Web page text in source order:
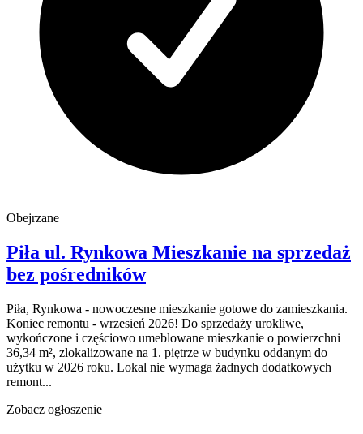
Obejrzane
Piła ul. Rynkowa Mieszkanie na sprzedaż
bez pośredników
Piła, Rynkowa - nowoczesne mieszkanie gotowe do zamieszkania.
Koniec remontu - wrzesień 2026! Do sprzedaży urokliwe,
wykończone i częściowo umeblowane mieszkanie o powierzchni
36,34 m², zlokalizowane na 1. piętrze w budynku oddanym do
użytku w 2026 roku. Lokal nie wymaga żadnych dodatkowych
remont...
Zobacz ogłoszenie